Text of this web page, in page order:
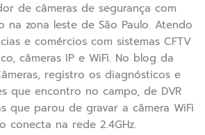
de câmeras de segurança com
na zona leste de São Paulo. Atendo
e comércios com sistemas CFTV
câmeras IP e WiFi. No blog da
registro os diagnósticos e
que encontro no campo, de DVR
que parou de gravar a câmera WiFi
conecta na rede 2.4GHz.